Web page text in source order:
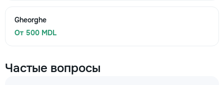
Gheorghe
От 500 MDL
Частые вопросы